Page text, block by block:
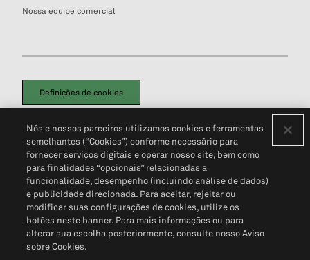
Nossa equipe comercial
Definições de cookies
Política de PrivacidadePortal de privacidade do cliente (em inglês)
Não Venda Minhas Informações Pessoais© 2026 S&P Global
Nós e nossos parceiros utilizamos cookies e ferramentas
semelhantes (“Cookies”) conforme necessário para
fornecer serviços digitais e operar nosso site, bem como
para finalidades “opcionais” relacionadas a
funcionalidade, desempenho (incluindo análise de dados)
e publicidade direcionada. Para aceitar, rejeitar ou
modificar suas configurações de cookies, utilize os
botões neste banner. Para mais informações ou para
alterar sua escolha posteriormente, consulte nosso Aviso
sobre Cookies.